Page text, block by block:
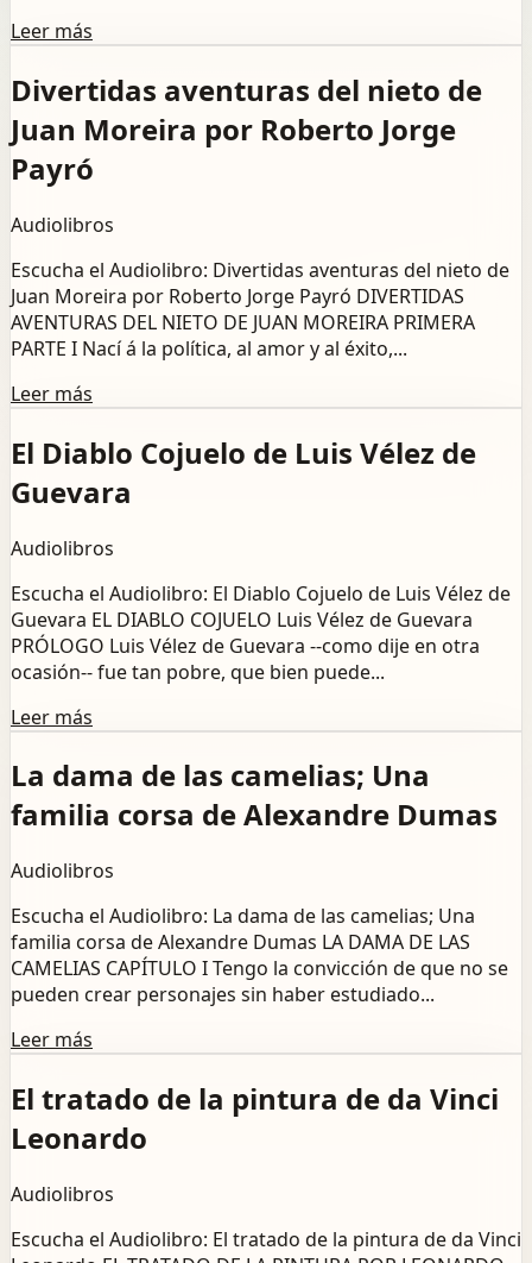
Leer más
Divertidas aventuras del nieto de
Juan Moreira por Roberto Jorge
Payró
Audiolibros
Escucha el Audiolibro: Divertidas aventuras del nieto de
Juan Moreira por Roberto Jorge Payró DIVERTIDAS
AVENTURAS DEL NIETO DE JUAN MOREIRA PRIMERA
PARTE I Nací á la política, al amor y al éxito,...
Leer más
El Diablo Cojuelo de Luis Vélez de
Guevara
Audiolibros
Escucha el Audiolibro: El Diablo Cojuelo de Luis Vélez de
Guevara EL DIABLO COJUELO Luis Vélez de Guevara
PRÓLOGO Luis Vélez de Guevara --como dije en otra
ocasión-- fue tan pobre, que bien puede...
Leer más
La dama de las camelias; Una
familia corsa de Alexandre Dumas
Audiolibros
Escucha el Audiolibro: La dama de las camelias; Una
familia corsa de Alexandre Dumas LA DAMA DE LAS
CAMELIAS CAPÍTULO I Tengo la convicción de que no se
pueden crear personajes sin haber estudiado...
Leer más
El tratado de la pintura de da Vinci
Leonardo
Audiolibros
Escucha el Audiolibro: El tratado de la pintura de da Vinci